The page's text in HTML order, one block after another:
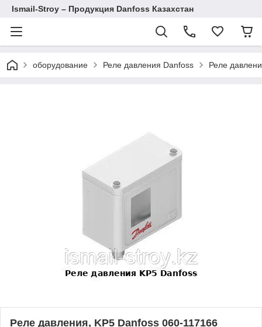
Ismail-Stroy – Продукция Danfoss Казахстан
оборудование Реле давления Danfoss Реле
Реле давления, KP5 Danfoss 060-117166